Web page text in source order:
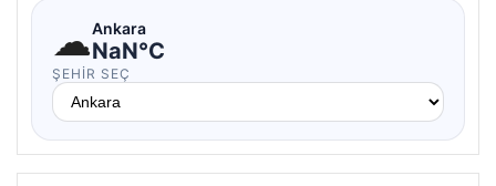
☁Ankara
NaN°C
ŞEHIR SEÇ